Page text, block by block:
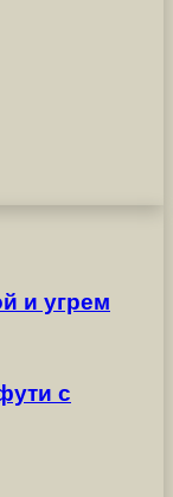
и угрем
с